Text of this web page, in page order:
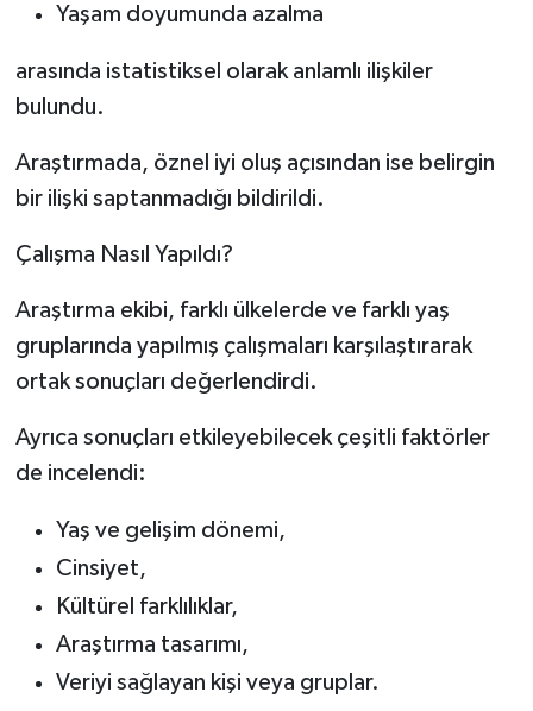
Yaşam doyumunda azalma
arasında istatistiksel olarak anlamlı ilişkiler
bulundu.
Araştırmada, öznel iyi oluş açısından ise belirgin
bir ilişki saptanmadığı bildirildi.
Çalışma Nasıl Yapıldı?
Araştırma ekibi, farklı ülkelerde ve farklı yaş
gruplarında yapılmış çalışmaları karşılaştırarak
ortak sonuçları değerlendirdi.
Ayrıca sonuçları etkileyebilecek çeşitli faktörler
de incelendi:
Yaş ve gelişim dönemi,
Cinsiyet,
Kültürel farklılıklar,
Araştırma tasarımı,
Veriyi sağlayan kişi veya gruplar.